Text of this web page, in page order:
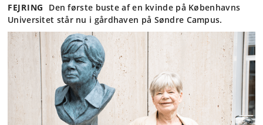
FEJRING
Den første buste af en kvinde på Københavns
Universitet står nu i gårdhaven på Søndre Campus.